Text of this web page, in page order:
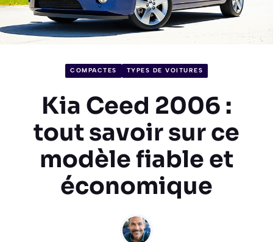
COMPACTES TYPES DE VOITURES
Kia Ceed 2006 :
tout savoir sur ce
modèle fiable et
économique